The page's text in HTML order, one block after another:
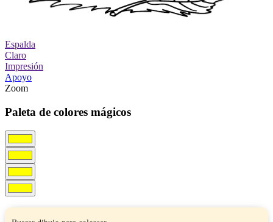
Espalda
Claro
Impresión
Apoyo
Zoom
Paleta de colores mágicos